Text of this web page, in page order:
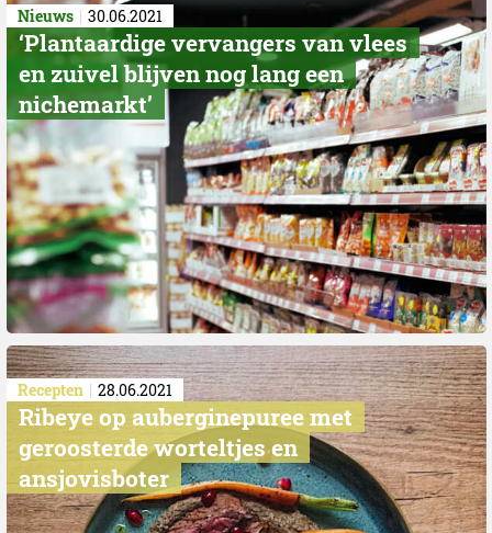
Nieuws 30.06.2021
‘Plantaardige vervangers van vlees
en zuivel blijven nog lang een
nichemarkt’
Recepten 28.06.2021
Ribeye op auberginepuree met
geroosterde worteltjes en
ansjovisboter